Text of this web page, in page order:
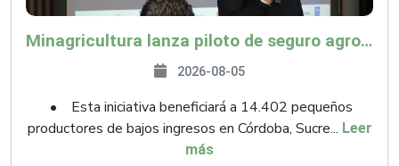
Minagricultura lanza piloto de seguro agropecuario por $9.625 millones para proteger a más de 14.000 pequeños productores contra riesgos del Fenómeno de El Niño
2026-08-05
• Esta iniciativa beneficiará a 14.402 pequeños
productores de bajos ingresos en Córdoba, Sucre... Leer
más